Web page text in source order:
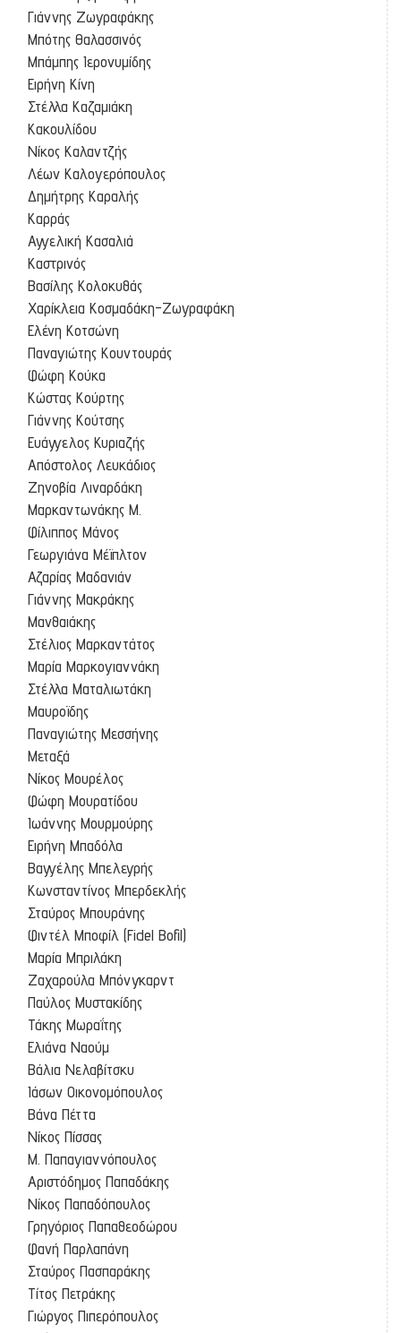
Γιάννης Ζωγραφάκης
Μπότης Θαλασσινός
Μπάμπης Ιερονυμίδης
Ειρήνη Κίνη
Στέλλα Καζαμιάκη
Κακουλίδου
Νίκος Καλαντζής
Λέων Καλογερόπουλος
Δημήτρης Καραλής
Καρράς
Αγγελική Κασαλιά
Καστρινός
Βασίλης Κολοκυθάς
Χαρίκλεια Κοσμαδάκη-Ζωγραφάκη
Ελένη Κοτσώνη
Παναγιώτης Κουντουράς
Φώφη Κούκα
Κώστας Κούρτης
Γιάννης Κούτσης
Ευάγγελος Κυριαζής
Απόστολος Λευκάδιος
Ζηνοβία Λιναρδάκη
Μαρκαντωνάκης Μ.
Φίλιππος Μάνος
Γεωργιάνα Μέϊπλτον
Αζαρίας Μαδανιάν
Γιάννης Μακράκης
Μανθαιάκης
Στέλιος Μαρκαντάτος
Μαρία Μαρκογιαννάκη
Στέλλα Ματαλιωτάκη
Μαυροϊδης
Παναγιώτης Μεσσήνης
Μεταξά
Νίκος Μουρέλος
Φώφη Μουρατίδου
Ιωάννης Μουρμούρης
Ειρήνη Μπαδόλα
Βαγγέλης Μπελεγρής
Κωνσταντίνος Μπερδεκλής
Σταύρος Μπουράνης
Φιντέλ Μποφίλ (Fidel Bofil)
Μαρία Μπριλάκη
Ζαχαρούλα Μπόνγκαρντ
Παύλος Μυστακίδης
Τάκης Μωραΐτης
Ελιάνα Ναούμ
Βάλια Νελαβίτσκυ
Ιάσων Οικονομόπουλος
Βάνα Πέττα
Νίκος Πίσσας
Μ. Παπαγιαννόπουλος
Αριστόδημος Παπαδάκης
Νίκος Παπαδόπουλος
Γρηγόριος Παπαθεοδώρου
Φανή Παρλαπάνη
Σταύρος Πασπαράκης
Τίτος Πετράκης
Γιώργος Πιπερόπουλος